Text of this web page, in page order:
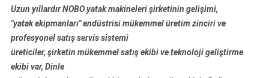
Uzun yıllardır NOBO yatak makineleri şirketinin gelişimi,
"yatak ekipmanları" endüstrisi mükemmel üretim zinciri ve
profesyonel satış servis sistemi
üreticiler, şirketin mükemmel satış ekibi ve teknoloji geliştirme
ekibi var, Dinle